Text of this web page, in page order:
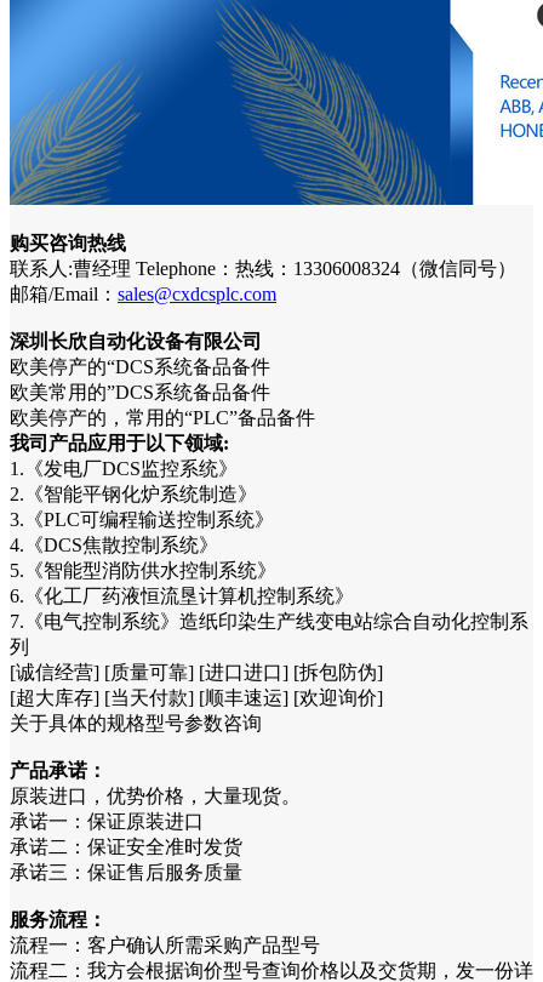
购买咨询热线
联系人:曹经理 Telephone：热线：13306008324（微信同号）
邮箱/Email： sales@cxdcsplc.com
深圳长欣自动化设备有限公司
欧美停产的“DCS系统备品备件
欧美常用的”DCS系统备品备件
欧美停产的，常用的“PLC”备品备件
我司产品应用于以下领域:
1.《发电厂DCS监控系统》
2.《智能平钢化炉系统制造》
3.《PLC可编程输送控制系统》
4.《DCS焦散控制系统》
5.《智能型消防供水控制系统》
6.《化工厂药液恒流垦计算机控制系统》
7.《电气控制系统》造纸印染生产线变电站综合自动化控制系
列
[诚信经营] [质量可靠] [进口进口] [拆包防伪]
[超大库存] [当天付款] [顺丰速运] [欢迎询价]
关于具体的规格型号参数咨询
产品承诺：
原装进口，优势价格，大量现货。
承诺一：保证原装进口
承诺二：保证安全准时发货
承诺三：保证售后服务质量
服务流程：
流程一：客户确认所需采购产品型号
流程二：我方会根据询价型号查询价格以及交货期，发一份详